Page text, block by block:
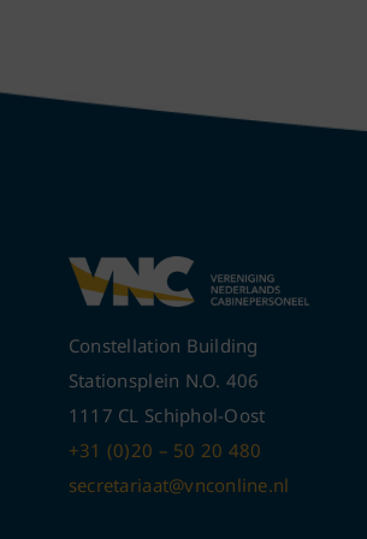
Constellation Building
Stationsplein N.O. 406
1117 CL Schiphol-Oost
+31 (0)20 – 50 20 480
secretariaat@vnconline.nl